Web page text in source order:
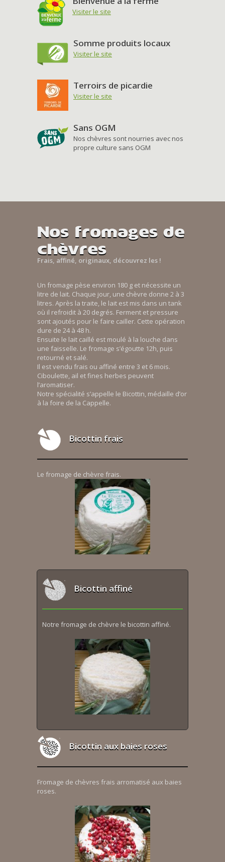
Visiter le site
Somme produits locaux
Visiter le site
Terroirs de picardie
Visiter le site
Sans OGM
Nos chèvres sont nourries avec nos
propre culture sans OGM
Nos fromages de
chèvres
Frais, affiné, originaux, découvrez les !
Un fromage pèse environ 180 g et nécessite un
litre de lait. Chaque jour, une chèvre donne 2 à 3
litres. Après la traite, le lait est mis dans un tank
où il refroidit à 20 degrés. Ferment et pressure
sont ajoutés pour le faire cailler. Cette opération
dure de 24 à 48 h.
Ensuite le lait caillé est moulé à la louche dans
une faisselle. Le fromage s’égoutte 12h, puis
retourné et salé.
Il est vendu frais ou affiné entre 3 et 6 mois.
Ciboulette, ail et fines herbes peuvent
l’aromatiser.
Notre spécialité s’appelle le Bicottin, médaille d’or
à la foire de la Cappelle.
Bicottin frais
Le fromage de chèvre frais.
Bicottin affiné
Notre fromage de chèvre le bicottin affiné.
Bicottin aux baies roses
Fromage de chèvres frais arromatisé aux baies
roses.